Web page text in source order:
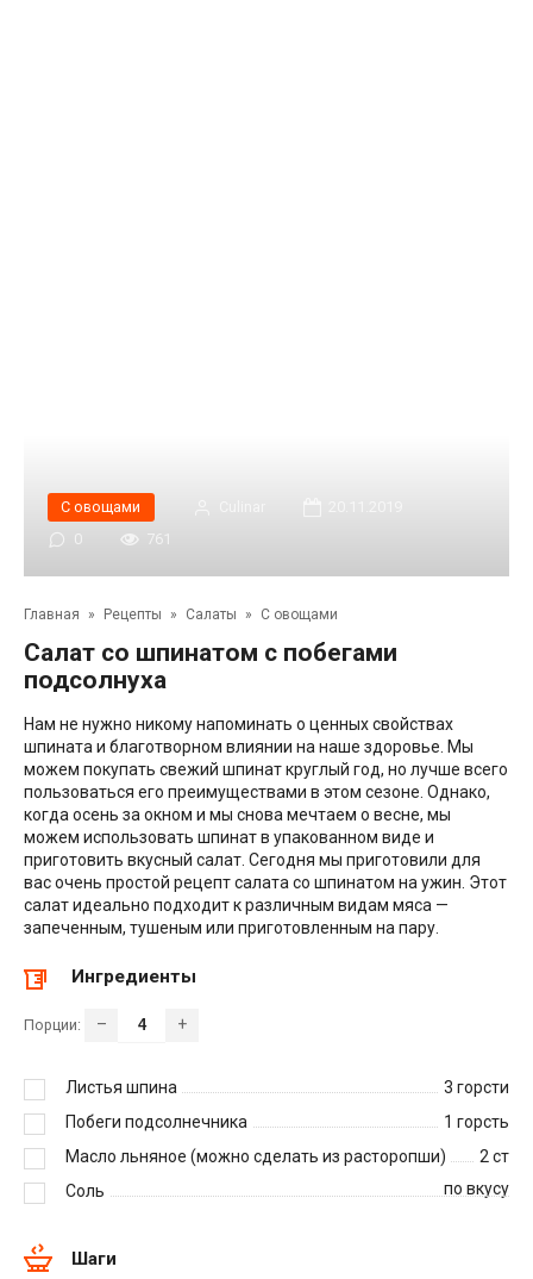
С овощами
0
761
Главная » Рецепты » Салаты » С овощами
Салат со шпинатом с побегами
подсолнуха
Нам не нужно никому напоминать о ценных свойствах
шпината и благотворном влиянии на наше здоровье. Мы
можем покупать свежий шпинат круглый год, но лучше всего
пользоваться его преимуществами в этом сезоне. Однако,
когда осень за окном и мы снова мечтаем о весне, мы
можем использовать шпинат в упакованном виде и
приготовить вкусный салат. Сегодня мы приготовили для
вас очень простой рецепт салата со шпинатом на ужин. Этот
салат идеально подходит к различным видам мяса —
запеченным, тушеным или приготовленным на пару.
Ингредиенты
Порции: – +
Листья шпина 3 горсти
Побеги подсолнечника
1 горсть
Масло льняное (можно сделать из расторопши)
2 ст
Соль
по вкусу
Шаги